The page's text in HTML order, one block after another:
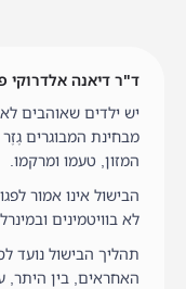
ד"ר דיאנה אלדרוקי
יש ילדים שאוהבים
מבחינת המבוגרים
המזון, טעמו ומרקמו.
הבישול אינו אמור
לא בוויטמינים
תהליך הבישול נועד
האחראים, בין היתר,